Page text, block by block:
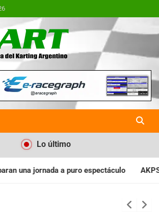
| La Revista
del Karting en
Lo último
AKPS: Intervino la IGJ y oficializó el